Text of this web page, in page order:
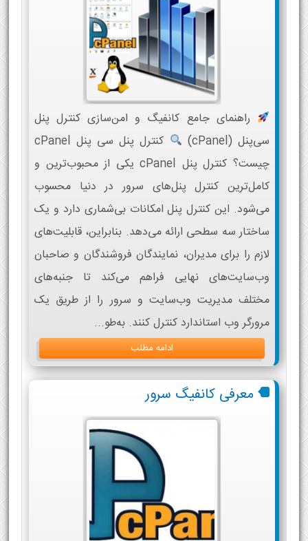
راهنمای جامع کانفیگ و امن‌سازی کنترل پنل
سی‌پنل (cPanel)
کنترل پنل سی پنل cPanel
چیست؟ کنترل پنل cPanel یکی از محبوب‌ترین و
کامل‌ترین کنترل پنل‌های سرور در دنیا محسوب
می‌شود. این کنترل پنل امکانات بی‌شماری دارد و یک
ساختار سه سطحی ارائه می‌دهد. بنابراین، قابلیت‌های
لازم را برای مدیران، نمایندگان فروشندگان و صاحبان
وب‌سایت‌های نهایی فراهم می‌کند تا جنبه‌های
مختلف مدیریت وب‌سایت و سرور را از طریق یک
مرورگر وب استاندارد کنترل کنند. به‌طو...
ادامه مطلب
معرفی کانفیگ سرور